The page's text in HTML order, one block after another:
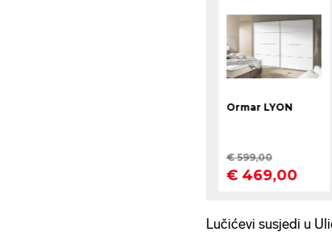
Lučićevi susjedi u